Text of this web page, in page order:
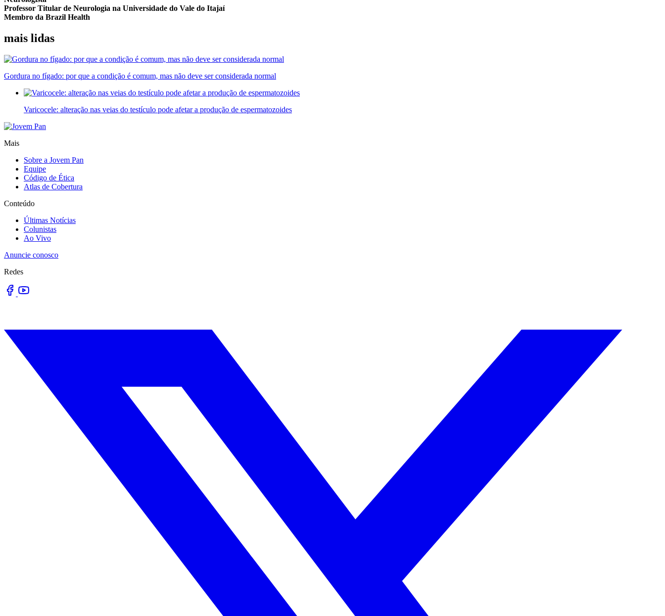
Professor Titular de Neurologia na Universidade do Vale do Itajaí
Membro da Brazil Health
mais lidas
Gordura no fígado: por que a condição é comum, mas não deve ser considerada normal
Varicocele: alteração nas veias do testículo pode afetar a produção de espermatozoides
Mais
Sobre a Jovem Pan
Equipe
Código de Ética
Atlas de Cobertura
Conteúdo
Últimas Notícias
Colunistas
Ao Vivo
Anuncie conosco
Redes